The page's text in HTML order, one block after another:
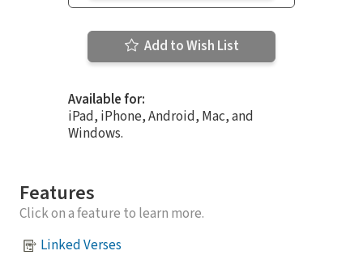
Add to Wish List
Available for:
iPad, iPhone, Android, Mac, and
Windows.
Features
Click on a feature to learn more.
Linked Verses